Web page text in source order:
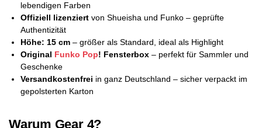
lebendigen Farben
Offiziell lizenziert von Shueisha und Funko – geprüfte
Authentizität
Höhe: 15 cm – größer als Standard, ideal als Highlight
Original Funko Pop! Fensterbox – perfekt für Sammler und
Geschenke
Versandkostenfrei in ganz Deutschland – sicher verpackt im
gepolsterten Karton
Warum Gear 4?